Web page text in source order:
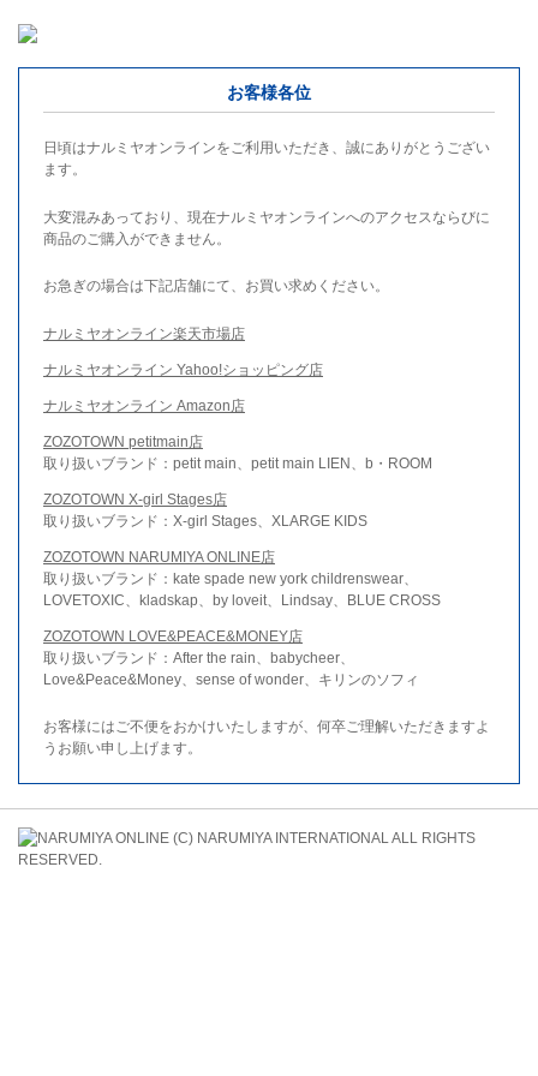
お客様各位
日頃はナルミヤオンラインをご利用いただき、誠にありがとうござい
ます。
大変混みあっており、現在ナルミヤオンラインへのアクセスならびに
商品のご購入ができません。
お急ぎの場合は下記店舗にて、お買い求めください。
ナルミヤオンライン楽天市場店
ナルミヤオンライン Yahoo!ショッピング店
ナルミヤオンライン Amazon店
ZOZOTOWN petitmain店
取り扱いブランド：petit main、petit main LIEN、b・ROOM
ZOZOTOWN X-girl Stages店
取り扱いブランド：X-girl Stages、XLARGE KIDS
ZOZOTOWN NARUMIYA ONLINE店
取り扱いブランド：kate spade new york childrenswear、
LOVETOXIC、kladskap、by loveit、Lindsay、BLUE CROSS
ZOZOTOWN LOVE&PEACE&MONEY店
取り扱いブランド：After the rain、babycheer、
Love&Peace&Money、sense of wonder、キリンのソフィ
お客様にはご不便をおかけいたしますが、何卒ご理解いただきますよ
うお願い申し上げます。